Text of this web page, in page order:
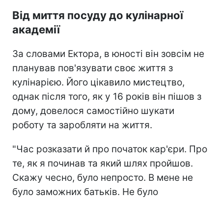
Від миття посуду до кулінарної
академії
За словами Ектора, в юності він зовсім не
планував пов'язувати своє життя з
кулінарією. Його цікавило мистецтво,
однак після того, як у 16 років він пішов з
дому, довелося самостійно шукати
роботу та заробляти на життя.
"Час розказати й про початок кар'єри. Про
те, як я починав та який шлях пройшов.
Скажу чесно, було непросто. В мене не
було заможних батьків. Не було